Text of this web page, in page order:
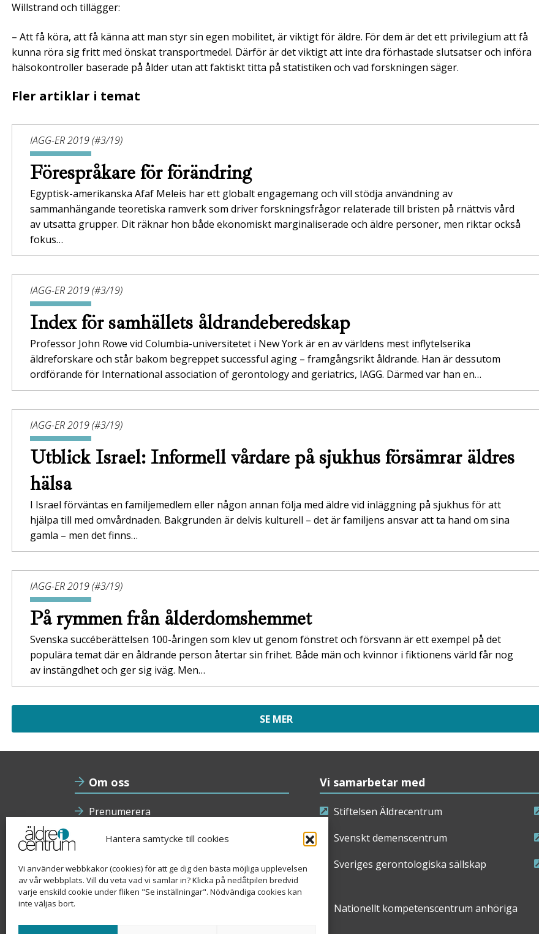
Hantera samtycke till cookies
Vi använder webbkakor (cookies) för att ge dig den bästa möjliga upplevelsen
av vår webbplats. Vill du veta vad vi samlar in? Klicka på nedåtpilen bredvid
varje enskild cookie under fliken "Se inställningar". Nödvändiga cookies kan
inte väljas bort.
Willstrand och tillägger:
– Att få köra, att få känna att man styr sin egen mobilitet, är viktigt för äldre. För dem är det ett privilegium att få
kunna röra sig fritt med önskat transportmedel. Därför är det viktigt att inte dra förhastade slutsatser och införa
hälsokontroller baserade på ålder utan att faktiskt titta på statistiken och vad forskningen säger.
Fler artiklar i temat
IAGG-ER 2019 (#3/19)
Förespråkare för förändring
Egyptisk-amerikanska Afaf Meleis har ett globalt engagemang och vill stödja användning av
sammanhängande teoretiska ramverk som driver forskningsfrågor relaterade till bristen på rnättvis vård
av utsatta grupper. Dit räknar hon både ekonomiskt marginaliserade och äldre personer, men riktar också
fokus…
IAGG-ER 2019 (#3/19)
Index för samhällets åldrandeberedskap
Professor John Rowe vid Columbia-universitetet i New York är en av världens mest inflytelserika
äldreforskare och står bakom begreppet successful aging – framgångsrikt åldrande. Han är dessutom
ordförande för International association of gerontology and geriatrics, IAGG. Därmed var han en…
IAGG-ER 2019 (#3/19)
Utblick Israel: Informell vårdare på sjukhus försämrar äldres
hälsa
I Israel förväntas en familjemedlem eller någon annan följa med äldre vid inläggning på sjukhus för att
hjälpa till med omvårdnaden. Bakgrunden är delvis kulturell – det är familjens ansvar att ta hand om sina
gamla – men det finns…
IAGG-ER 2019 (#3/19)
På rymmen från ålderdomshemmet
Svenska succéberättelsen 100-åringen som klev ut genom fönstret och försvann är ett exempel på det
populära temat där en åldrande person återtar sin frihet. Både män och kvinnor i fiktionens värld får nog
av instängdhet och ger sig iväg. Men…
SE MER
Om oss
Prenumerera
Nyhetsbrev
Annonsera
Kakor (cookies)
Vi samarbetar med
Stiftelsen Äldrecentrum
Svenskt demenscentrum
Sveriges gerontologiska sällskap
Nationellt kompetenscentrum anhöriga